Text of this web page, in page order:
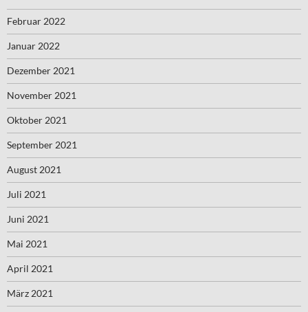
Februar 2022
Januar 2022
Dezember 2021
November 2021
Oktober 2021
September 2021
August 2021
Juli 2021
Juni 2021
Mai 2021
April 2021
März 2021